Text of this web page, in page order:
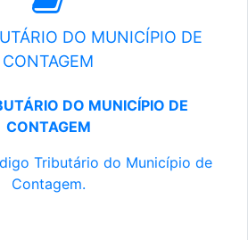
DO MUNICÍPIO DE
CONTAGEM
DO MUNICÍPIO DE
CONTAGEM
Tributário do Município de
Contagem.